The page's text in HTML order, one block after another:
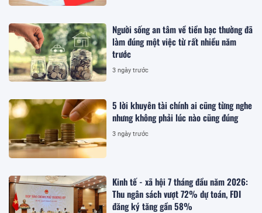
Người sống an tâm về tiền bạc thường đã
làm đúng một việc từ rất nhiều năm
trước
3 ngày trước
5 lời khuyên tài chính ai cũng từng nghe
nhưng không phải lúc nào cũng đúng
3 ngày trước
Kinh tế - xã hội 7 tháng đầu năm 2026:
Thu ngân sách vượt 72% dự toán, FDI
đăng ký tăng gần 58%